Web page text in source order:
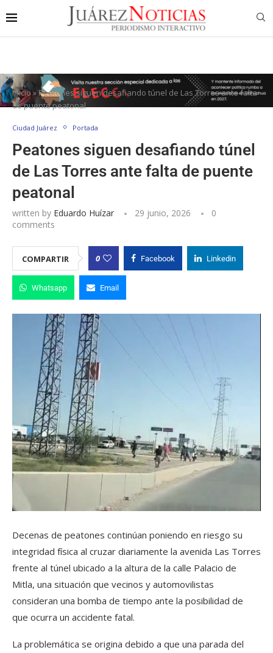
Inicio»Peatones siguen desafiando túnel de Las Torres ante falta
de puente peatonal
Ciudad Juárez Portada
Peatones siguen desafiando túnel
de Las Torres ante falta de puente
peatonal
written by Eduardo Huízar 29 junio, 2026
0
comments
COMPARTIR 0 Facebook Linkedin
Whatsapp Email
Decenas de peatones continúan poniendo en riesgo su
integridad física al cruzar diariamente la avenida Las Torres
frente al túnel ubicado a la altura de la calle Palacio de
Mitla, una situación que vecinos y automovilistas
consideran una bomba de tiempo ante la posibilidad de
que ocurra un accidente fatal.
La problemática se origina debido a que una parada del